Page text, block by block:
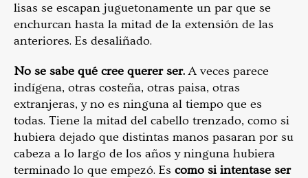
lisas se escapan juguetonamente un par que se
enchurcan hasta la mitad de la extensión de las
anteriores. Es desaliñado.
No se sabe qué cree querer ser.A veces parece
indígena, otras costeña, otras paisa, otras
extranjeras, y no es ninguna al tiempo que es
todas. Tiene la mitad del cabello trenzado, como si
hubiera dejado que distintas manos pasaran por su
cabeza a lo largo de los años y ninguna hubiera
terminado lo que empezó. Es como si intentase ser